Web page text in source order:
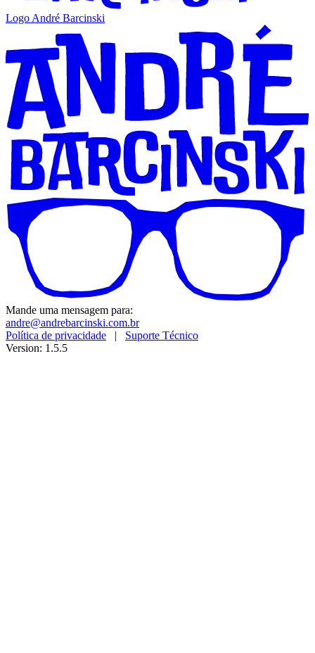
Logo André Barcinski
Mande uma mensagem para:
andre@andrebarcinski.com.br
Política de privacidade | Suporte Técnico
Version: 1.5.5